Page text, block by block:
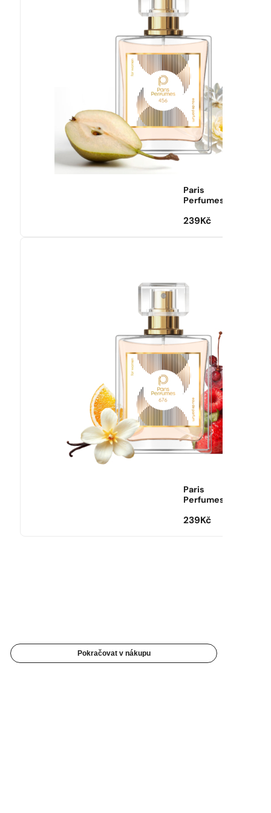
Paris
Perfumes
239 Kč
Paris
Perfumes
239 Kč
Pokračovat v nákupu